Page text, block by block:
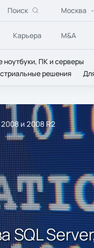
Поиск Москва
Карьера M&A
ноутбуки, ПК и серверы
решения
и 2008 R2
SQL